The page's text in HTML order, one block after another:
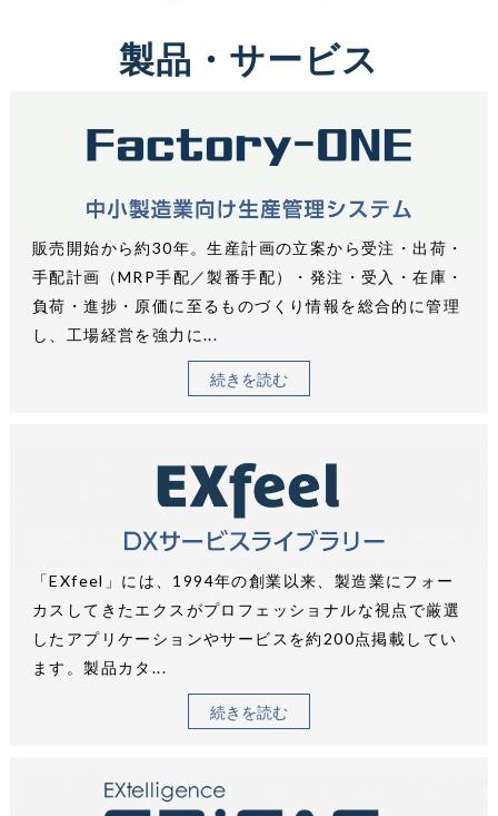
製品・サービス
販売開始から約30年。生産計画の立案から受注・出荷・
手配計画（MRP手配／製番手配）・発注・受入・在庫・
負荷・進捗・原価に至るものづくり情報を総合的に管理
し、工場経営を強力に...
続きを読む
「EXfeel」には、1994年の創業以来、製造業にフォー
カスしてきたエクスがプロフェッショナルな視点で厳選
したアプリケーションやサービスを約200点掲載してい
ます。製品カタ...
続きを読む